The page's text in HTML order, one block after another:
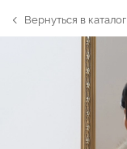
Вернуться в каталог